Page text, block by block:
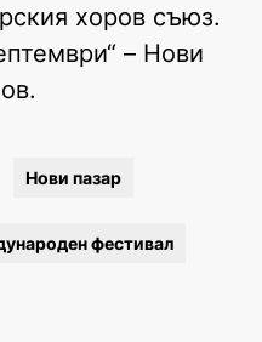
хоров съюз.
– Нови
Нови пазар
фестивал